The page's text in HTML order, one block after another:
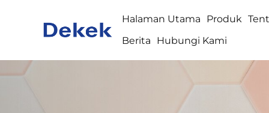
Halaman Utama Produk
Berita
Hubungi Kami